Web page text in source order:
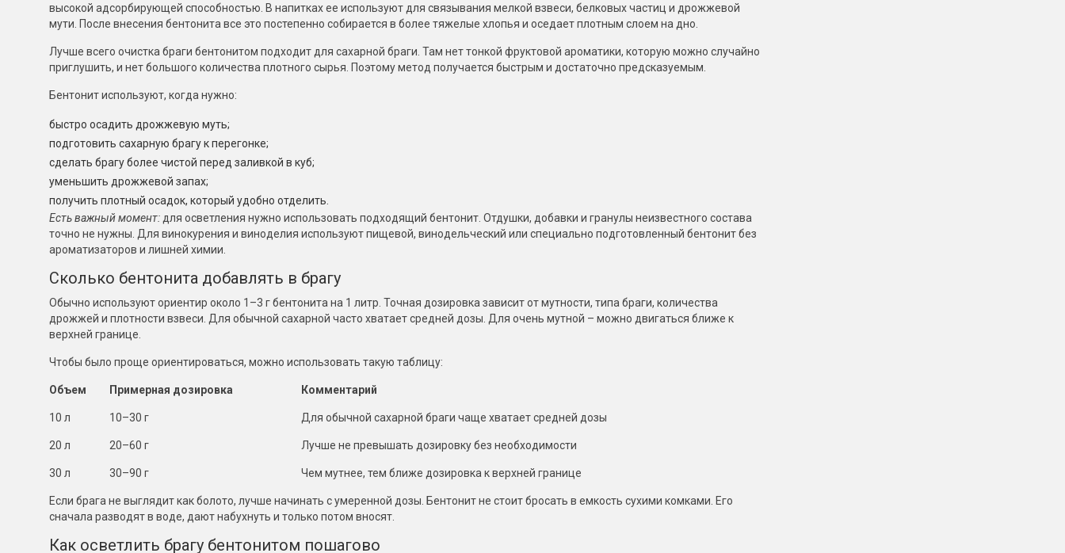
высокой адсорбирующей способностью. В напитках ее используют для связывания мелкой взвеси, белковых частиц и дрожжевой
мути. После внесения бентонита все это постепенно собирается в более тяжелые хлопья и оседает плотным слоем на дно.
Лучше всего очистка браги бентонитом подходит для сахарной браги. Там нет тонкой фруктовой ароматики, которую можно случайно
приглушить, и нет большого количества плотного сырья. Поэтому метод получается быстрым и достаточно предсказуемым.
Бентонит используют, когда нужно:
быстро осадить дрожжевую муть;
подготовить сахарную брагу к перегонке;
сделать брагу более чистой перед заливкой в куб;
уменьшить дрожжевой запах;
получить плотный осадок, который удобно отделить.
Есть важный момент: для осветления нужно использовать подходящий бентонит. Отдушки, добавки и гранулы неизвестного состава
точно не нужны. Для винокурения и виноделия используют пищевой, винодельческий или специально подготовленный бентонит без
ароматизаторов и лишней химии.
Сколько бентонита добавлять в брагу
Обычно используют ориентир около 1–3 г бентонита на 1 литр. Точная дозировка зависит от мутности, типа браги, количества
дрожжей и плотности взвеси. Для обычной сахарной часто хватает средней дозы. Для очень мутной – можно двигаться ближе к
верхней границе.
Чтобы было проще ориентироваться, можно использовать такую таблицу:
Объем Примерная дозировка Комментарий
10 л 10–30 г Для обычной сахарной браги чаще хватает средней дозы
20 л 20–60 г Лучше не превышать дозировку без необходимости
30 л 30–90 г Чем мутнее, тем ближе дозировка к верхней границе
Если брага не выглядит как болото, лучше начинать с умеренной дозы. Бентонит не стоит бросать в емкость сухими комками. Его
сначала разводят в воде, дают набухнуть и только потом вносят.
Как осветлить брагу бентонитом пошагово